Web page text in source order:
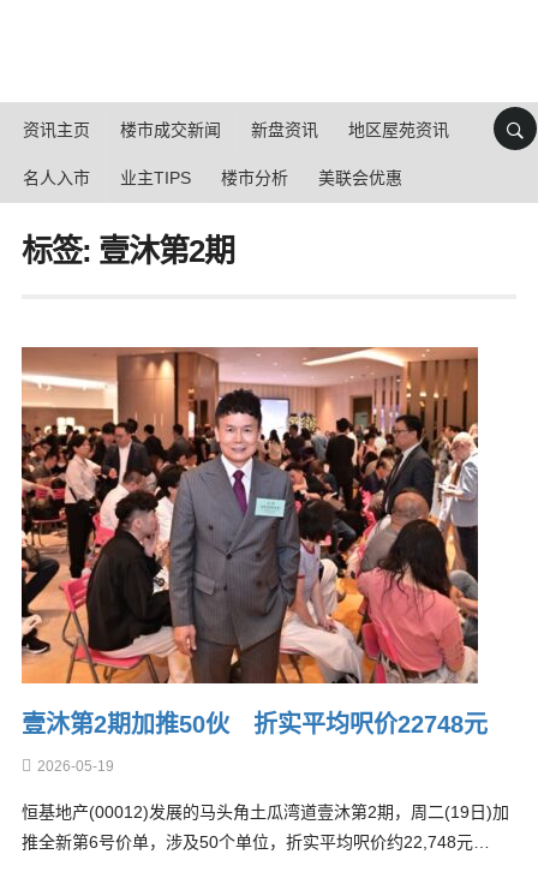
资讯主页 楼市成交新闻 新盘资讯 地区屋苑资讯
名人入市 业主TIPS 楼市分析 美联会优惠
标签: 壹沐第2期
壹沐第2期加推50伙 折实平均呎价22748元
2026-05-19
恒基地产(00012)发展的马头角土瓜湾道壹沐第2期，周二(19日)加
推全新第6号价单，涉及50个单位，折实平均呎价约22,748元…